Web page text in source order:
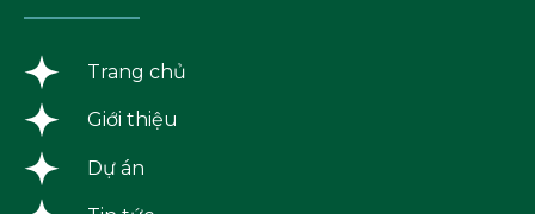
Trang chủ
Giới thiệu
Dự án